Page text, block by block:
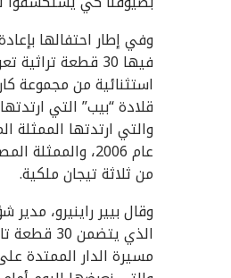
فيها 30 قطعة
استثنائية من مجموعة
والتي ارتدتها الممثلة
عام 2006،
من ثلاثة تيجان ملكية.
وقال بيير راينيرو،